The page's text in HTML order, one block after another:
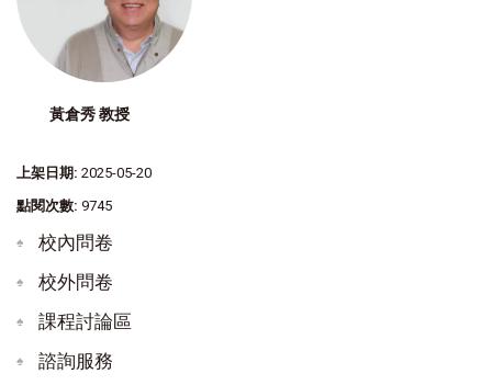
黃倉秀 教授
上架日期: 2025-05-20
點閱次數: 9745
校內問卷
校外問卷
課程討論區
諮詢服務